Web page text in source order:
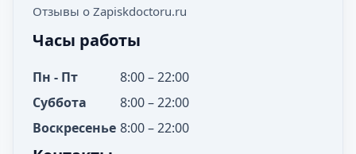
Отзывы о Zapiskdoctoru.ru
Часы работы
Пн - Пт
8:00 – 22:00
Суббота
8:00 – 22:00
Воскресенье 8:00 – 22:00